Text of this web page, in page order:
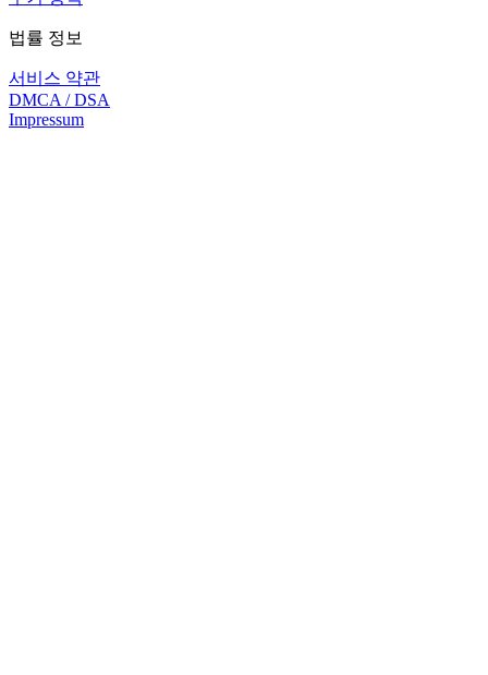
법률 정보
서비스 약관
DMCA / DSA
Impressum